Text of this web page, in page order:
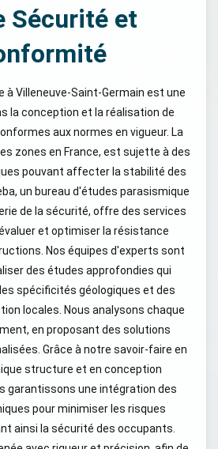
Sécurité et
à Villeneuve-Saint-Germain est une
la conception et la réalisation de
aux normes en vigueur. La
zones en France, est sujette à des
pouvant affecter la stabilité des
un bureau d'études parasismique
de la sécurité, offre des services
et optimiser la résistance
Nos équipes d'experts sont
des études approfondies qui
spécificités géologiques et des
locales. Nous analysons chaque
en proposant des solutions
Grâce à notre savoir-faire en
structure et en conception
garantissons une intégration des
pour minimiser les risques
ainsi la sécurité des occupants.